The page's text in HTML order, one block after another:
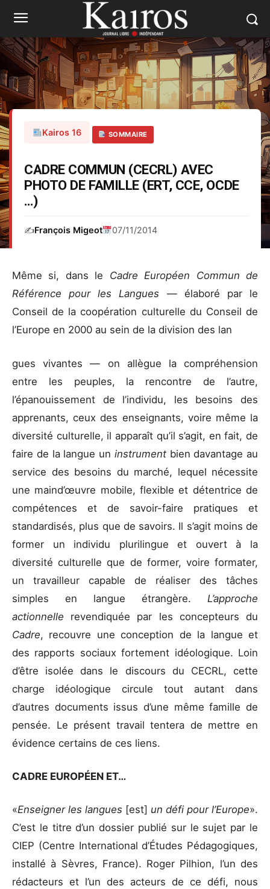
Kairos 16 SOMMAIRE
CADRE COMMUN (CECRL) AVEC
PHOTO DE FAMILLE (ERT, CCE, OCDE
…)
✍️François Migeot 07/11/2014
Même si, dans le Cadre Européen Commun de
Référence pour les Langues — élaboré par le
Conseil de la coopération culturelle du Conseil de
l’Europe en 2000 au sein de la division des lan
gues vivantes — on allègue la compréhension
entre les peuples, la rencontre de l’autre,
l’épanouissement de l’individu, les besoins des
apprenants, ceux des enseignants, voire même la
diversité culturelle, il apparaît qu’il s’agit, en fait, de
faire de la langue un instrument bien davantage au
service des besoins du marché, lequel nécessite
une maind’œuvre mobile, flexible et détentrice de
compétences et de savoir-faire pratiques et
standardisés, plus que de savoirs. Il s’agit moins de
former un individu plurilingue et ouvert à la
diversité culturelle que de former, voire formater,
un travailleur capable de réaliser des tâches
simples en langue étrangère. L’approche
actionnelle revendiquée par les concepteurs du
Cadre, recouvre une conception de la langue et
des rapports sociaux fortement idéologique. Loin
d’être isolée dans le discours du CECRL, cette
charge idéologique circule tout autant dans
d’autres documents issus d’une même famille de
pensée. Le présent travail tentera de mettre en
évidence certains de ces liens.
CADRE EUROPÉEN ET…
«Enseigner les langues [est] un défi pour l’Europe».
C’est le titre d’un dossier publié sur le sujet par le
CIEP (Centre International d’Études Pédagogiques,
installé à Sèvres, France). Roger Pilhion, l’un des
rédacteurs et l’un des acteurs de ce défi, nous